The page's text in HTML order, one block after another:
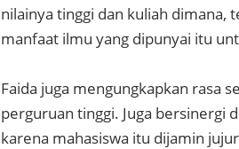
nilainya tinggi dan kuliah dimana,
manfaat ilmu yang dipunyai itu
Faida juga mengungkapkan rasa
perguruan tinggi. Juga bersinergi
karena mahasiswa itu dijamin